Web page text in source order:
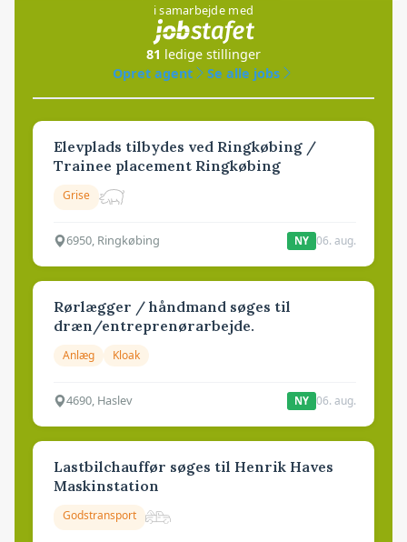
i samarbejde med
81 ledige stillinger
Opret agent
Se alle jobs
Elevplads tilbydes ved Ringkøbing /
Trainee placement Ringkøbing
Grise
6950, Ringkøbing NY 06. aug.
Rørlægger / håndmand søges til
dræn/entreprenørarbejde.
Anlæg Kloak
4690, Haslev NY 06. aug.
Lastbilchauffør søges til Henrik Haves
Maskinstation
Godstransport